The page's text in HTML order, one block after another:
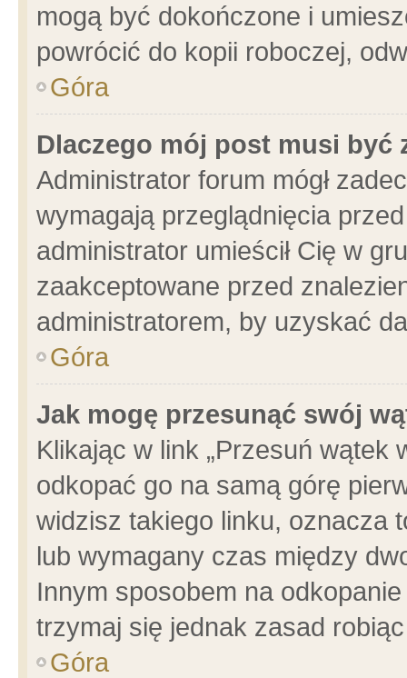
mogą być dokończone i
powrócić do kopii roboczej,
Góra
Dlaczego mój post musi być
Administrator forum mógł
wymagają przeglądnięcia
administrator umieścił Cię w
zaakceptowane przed
administratorem, by uzyskać
Góra
Jak mogę przesunąć swój
Klikając w link „Przesuń wątek
odkopać go na samą górę
widzisz takiego linku, oznacza
lub wymagany czas między
Innym sposobem na
trzymaj się jednak zasad
Góra